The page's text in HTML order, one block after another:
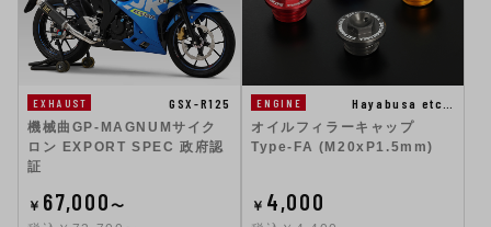
EXHAUST
GSX-R125
機械曲GP-MAGNUMサイク
ロン EXPORT SPEC 政府認
証
￥ 67,000〜
ENGINE
Hayabusa etc…
オイルフィラーキャップ
Type-FA (M20xP1.5mm)
￥ 4,000